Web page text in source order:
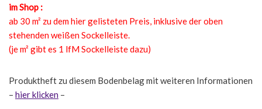
im Shop :
ab 30 m² zu dem hier gelisteten Preis, inklusive der oben
stehenden weißen Sockelleiste.
(je m² gibt es 1 lfM Sockelleiste dazu)
Produktheft zu diesem Bodenbelag mit weiteren Informationen
– hier klicken –